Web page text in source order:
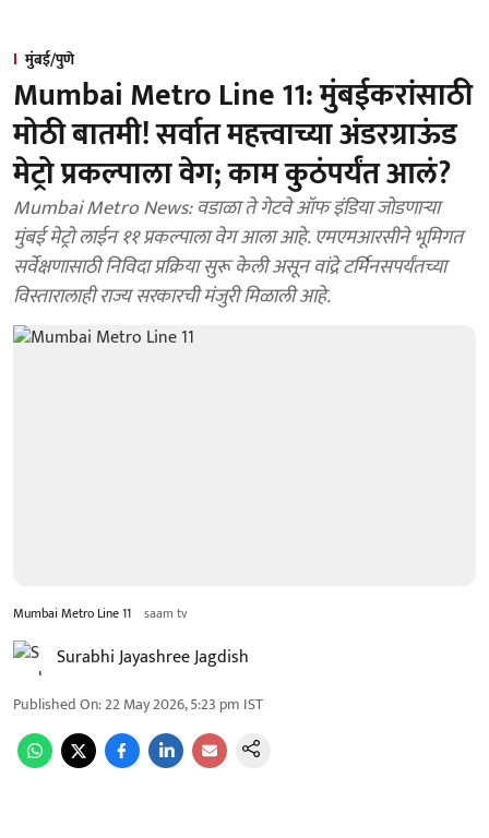
मुंबई/पुणे
Mumbai Metro Line 11: मुंबईकरांसाठी
मोठी बातमी! सर्वात महत्त्वाच्या अंडरग्राऊंड
मेट्रो प्रकल्पाला वेग; काम कुठंपर्यंत आलं?
Mumbai Metro News: वडाळा ते गेटवे ऑफ इंडिया जोडणाऱ्या
मुंबई मेट्रो लाईन ११ प्रकल्पाला वेग आला आहे. एमएमआरसीने भूमिगत
सर्वेक्षणासाठी निविदा प्रक्रिया सुरू केली असून वांद्रे टर्मिनसपर्यंतच्या
विस्तारालाही राज्य सरकारची मंजुरी मिळाली आहे.
Mumbai Metro Line 11 saam tv
Surabhi Jayashree Jagdish
Published On:22 May 2026, 5:23 pm IST